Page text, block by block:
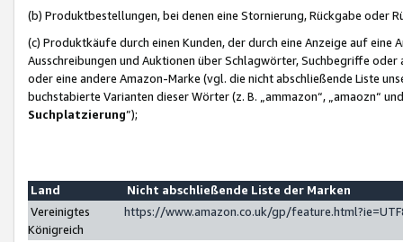
(b) Produktbestellungen, bei denen eine Stornierung, Rückgabe oder
(c) Produktkäufe durch einen Kunden, der durch eine Anzeige auf
Ausschreibungen und Auktionen über Schlagwörter, Suchbegriffe
oder eine andere Amazon-Marke (vgl. die nicht abschließende Liste
buchstabierte Varianten dieser Wörter (z. B. „ammazon“, „amaozn“
Suchplatzierung”);
Land
Nicht abschließende Liste der Marken
Vereinigtes
Königreich
https://www.amazon.co.uk/gp/